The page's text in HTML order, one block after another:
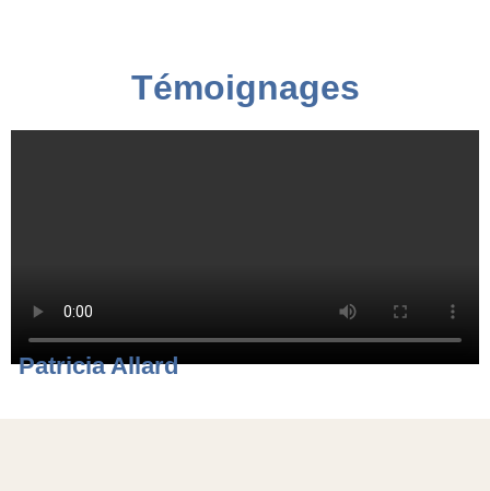
Témoignages
Patricia Allard